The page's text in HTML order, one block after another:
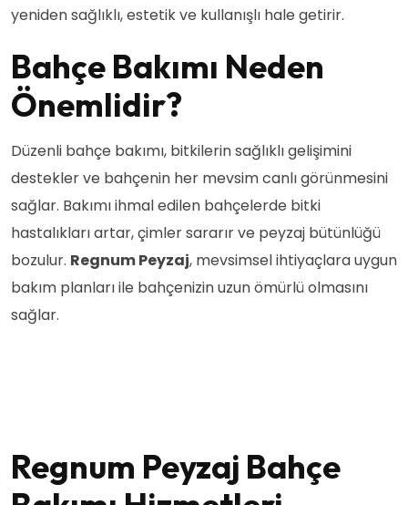
yeniden sağlıklı, estetik ve kullanışlı hale getirir.
Bahçe Bakımı Neden
Önemlidir?
Düzenli bahçe bakımı, bitkilerin sağlıklı gelişimini
destekler ve bahçenin her mevsim canlı görünmesini
sağlar. Bakımı ihmal edilen bahçelerde bitki
hastalıkları artar, çimler sararır ve peyzaj bütünlüğü
bozulur. Regnum Peyzaj, mevsimsel ihtiyaçlara uygun
bakım planları ile bahçenizin uzun ömürlü olmasını
sağlar.
Regnum Peyzaj Bahçe